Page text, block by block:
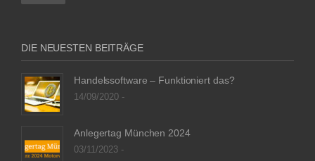
DIE NEUESTEN BEITRÄGE
Handelssoftware – Funktioniert das?
14/09/2020 -
Anlegertag München 2024
03/11/2023 -